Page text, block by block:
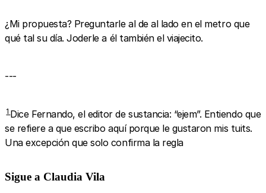
¿Mi propuesta? Preguntarle al de al lado en el metro que
qué tal su día. Joderle a él también el viajecito.
---
1 Dice Fernando, el editor de sustancia: “ejem”. Entiendo que
se refiere a que escribo aquí porque le gustaron mis tuits.
Una excepción que solo confirma la regla
Sigue a Claudia Vila